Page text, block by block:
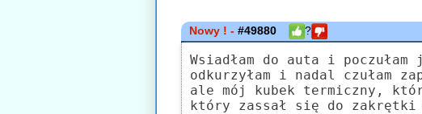
Nowy ! -#49880 ?
Wsiadłam do auta i
odkurzyłam i nadal czułam
ale mój kubek termiczny,
który zassał się do zakrętki